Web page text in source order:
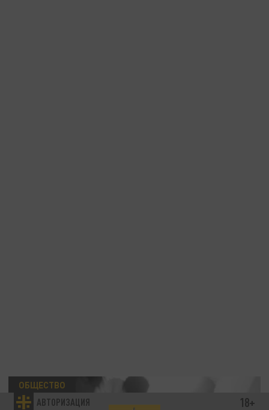
АВТОРИЗАЦИЯ 18+
ОБЩЕСТВО